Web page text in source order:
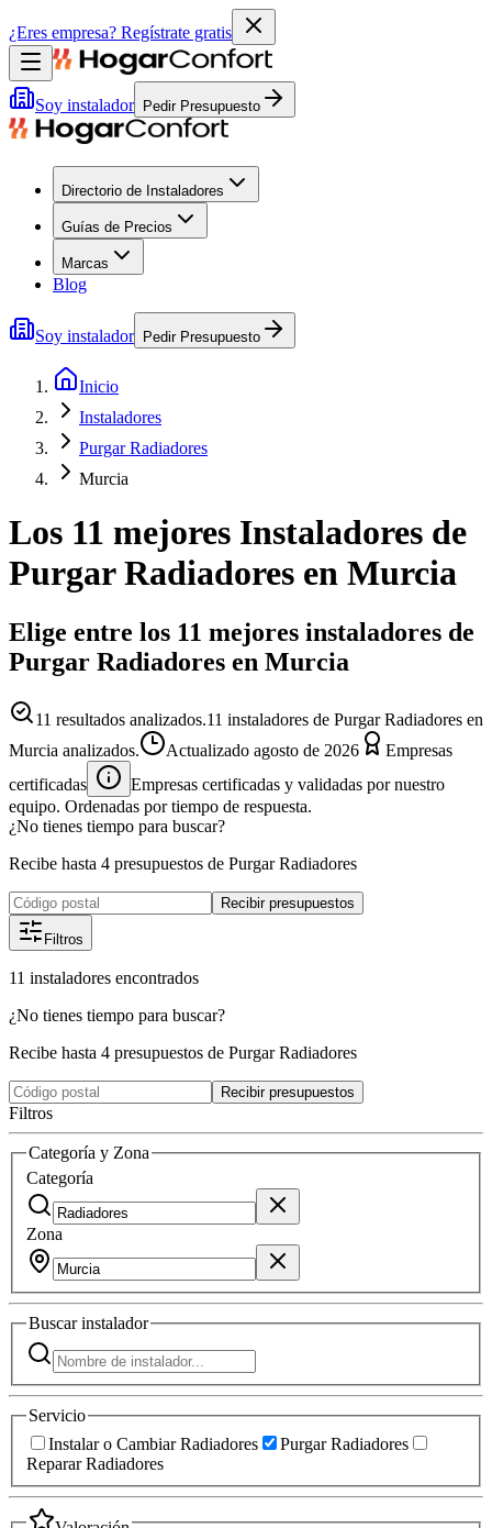
¿Eres empresa? Regístrate gratis
Soy instalador Pedir Presupuesto
Directorio de Instaladores
Guías de Precios
Marcas
Blog
Soy instalador Pedir Presupuesto
Inicio
Instaladores
Purgar Radiadores
Murcia
Los 11 mejores Instaladores de
Purgar Radiadores en Murcia
Elige entre los 11 mejores instaladores de
Purgar Radiadores en Murcia
11 resultados analizados.11 instaladores de Purgar Radiadores en
Murcia analizados.
Actualizado agosto de 2026
Empresas
certificadas
Empresas certificadas y validadas por nuestro
equipo. Ordenadas por tiempo de respuesta.
¿No tienes tiempo para buscar?
Recibe hasta 4 presupuestos de Purgar Radiadores
Recibir presupuestos
Filtros
11 instaladores encontrados
¿No tienes tiempo para buscar?
Recibe hasta 4 presupuestos de Purgar Radiadores
Recibir presupuestos
Filtros
Categoría y Zona
Categoría
Zona
Buscarinstalador
Servicio
Instalar o Cambiar Radiadores
Purgar Radiadores
Reparar Radiadores